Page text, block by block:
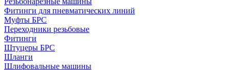
Фитинги для пневматических линий
Муфты БРС
Переходники резьбовые
Фитинги
Штуцеры БРС
Шланги
Шлифовальные машины